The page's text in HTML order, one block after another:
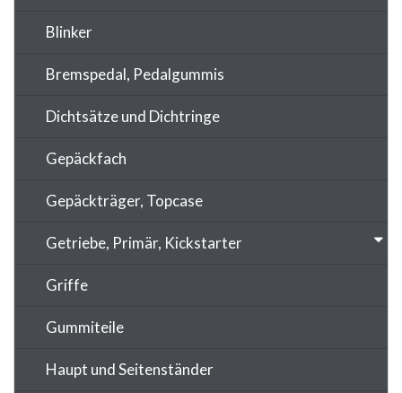
Blinker
Bremspedal, Pedalgummis
Dichtsätze und Dichtringe
Gepäckfach
Gepäckträger, Topcase
Getriebe, Primär, Kickstarter
Griffe
Gummiteile
Haupt und Seitenständer